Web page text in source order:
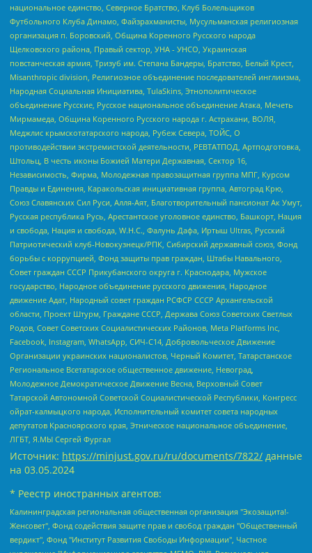
национальное единство, Северное Братство, Клуб Болельщиков
Футбольного Клуба Динамо, Файзрахманисты, Мусульманская религиозная
организация п. Боровский, Община Коренного Русского народа
Щелковского района, Правый сектор, УНА - УНСО, Украинская
повстанческая армия, Тризуб им. Степана Бандеры, Братство, Белый Крест,
Misanthropic division, Религиозное объединение последователей инглиизма,
Народная Социальная Инициатива, TulaSkins, Этнополитическое
объединение Русские, Русское национальное объединение Атака, Мечеть
Мирмамеда, Община Коренного Русского народа г. Астрахани, ВОЛЯ,
Меджлис крымскотатарского народа, Рубеж Севера, ТОЙС, О
противодействии экстремистской деятельности, РЕВТАТПОД, Артподготовка,
Штольц, В честь иконы Божией Матери Державная, Сектор 16,
Независимость, Фирма, Молодежная правозащитная группа МПГ, Курсом
Правды и Единения, Каракольская инициативная группа, Автоград Крю,
Союз Славянских Сил Руси, Алля-Аят, Благотворительный пансионат Ак Умут,
Русская республика Русь, Арестантское уголовное единство, Башкорт, Нация
и свобода, Нация и свобода, W.H.С., Фалунь Дафа, Иртыш Ultras, Русский
Патриотический клуб-Новокузнецк/РПК, Сибирский державный союз, Фонд
борьбы с коррупцией, Фонд защиты прав граждан, Штабы Навального,
Совет граждан СССР Прикубанского округа г. Краснодара, Мужское
государство, Народное объединение русского движения, Народное
движение Адат, Народный совет граждан РСФСР СССР Архангельской
области, Проект Штурм, Граждане СССР, Держава Союз Советских Светлых
Родов, Совет Советских Социалистических Районов, Meta Platforms Inc,
Facebook, Instagram, WhatsApp, СИЧ-С14, Добровольческое Движение
Организации украинских националистов, Черный Комитет, Татарстанское
Региональное Всетатарское общественное движение, Невоград,
Молодежное Демократическое Движение Весна, Верховный Совет
Татарской Автономной Советской Социалистической Республики, Конгресс
ойрат-калмыцкого народа, Исполнительный комитет совета народных
депутатов Красноярского края, Этническое национальное объединение,
ЛГБТ, Я.МЫ Сергей Фургал
Источник: https://minjust.gov.ru/ru/documents/7822/ данные
на 03.05.2024
* Реестр иностранных агентов:
Калининградская региональная общественная организация "Экозащита!-Женсовет", Фонд содействия защите прав и свобод граждан "Общественный вердикт", Фонд "Институт Развития Свободы Информации", Частное учреждение "Информационное агентство МЕМО. РУ", Региональная общественная организация "Общественная комиссия по сохранению наследия академика Сахарова", Фонд поддержки свободы прессы, Санкт-Петербургская общественная правозащитная организация "Гражданский контроль", Межрегиональная общественная организация "Информационно-просветительский центр "Мемориал", Региональный Фонд "Центр Защиты Прав Средств Массовой Информации", с 05.12.2023 Фонд "Центр Защиты Прав Средств массовой информации", Региональная общественная благотворительная организация помощи беженцам и мигрантам "Гражданское содействие", Негосударственное образовательное учреждение дополнительного профессионального образования (повышение квалификации) специалистов "АКАДЕМИЯ ПО ПРАВАМ ЧЕЛОВЕКА", Свердловская региональная общественная организация "Сутяжник", Автономная некоммерческая организация "Центр независимых социологических исследований", Союз общественных объединений "Российский исследовательский центр по правам человека", Региональное общественное учреждение научно-информационный центр "МЕМОРИАЛ", Некоммерческая организация "Фонд защиты гласности", Автономная некоммерческая организация "Институт прав человека", Городская общественная организация "Екатеринбургское общество "МЕМОРИАЛ", Городская общественная организация "Рязанское историко-просветительское и правозащитное общество "Мемориал" (Рязанский Мемориал), Челябинский региональный орган общественной самодеятельности – женское общественное объединение "Женщины Евразии", Челябинский региональный орган общественной самодеятельности "Уральская правозащитная группа", Фонд содействия защите здоровья и социальной справедливости имени Андрея Рылькова, Автономная Некоммерческая Организация "Аналитический Центр Юрия Левады", Автономная некоммерческая организация социальной поддержки населения "Проект Апрель", Региональная общественная организация помощи женщинам и детям, находящимся в кризисной ситуации "Информационно-методический центр "Анна", Фонд содействия развитию массовых коммуникаций и правовому просвещению "Так-так-Так", Фонд содействия устойчивому развитию "Серебряная тайга", Свердловский региональный общественный фонд социальных проектов "Новое время", "Idel.Реалии", Кавказ.Реалии, Крым.Реалии, Телеканал Настоящее Время, Татаро-башкирская служба Радио Свобода (Azatliq Radiosi), Радио Свободная Европа/Радио Свобода (PCE/PC), "Сибирь.Реалии", "Фактограф", Благотворительный фонд помощи осужденным и их семьям, Автономная некоммерческая организация "Институт глобализации и социальных движений", Фонд "В защиту прав заключенных", Частное учреждение "Центр поддержки и содействия развитию средств массовой информации", Пензенский региональный общественный благотворительный фонд "Гражданский союз", "Север.Реалии", Некоммерческая организация Фонд "Правовая инициатива", Общество с ограниченной ответственностью "Радио Свободная Европа/Радио Свобода", Чешское информационное агентство "MEDIUM-ORIENT", Красноярская региональная общественная организация "Мы против СПИДа", Камалягин Денис Николаевич, Маркелов Сергей Евгеньевич, Пономарев Лев Александрович, Савицкая Людмила Алексеевна, Автономная некоммерческая организация "Центр по работе с проблемой насилия "НАСИЛИЮ.НЕТ", Межрегиональный профессиональный союз работников здравоохранения "Альянс врачей", Юридическое лицо, зарегистрированное в Латвийской Республике, SIA "Medusa Project" (регистрационный номер 40103797863, дата регистрации 10.06.2014), Некоммерческая организация "Фонд по борьбе с коррупцией", Автономная некоммерческая организация "Институт права и публичной политики", Баданин Роман Сергеевич, Гликин Максим Александрович, Железнова Мария Михайловна, Лукьянова Юлия Сергеевна, Маетная Елизавета Витальевна, Маняхин Петр Борисович, Чуракова Ольга Владимировна, Ярош Юлия Петровна, Юридическое лицо "The Insider SIA", зарегистрированное в Риге, Латвийская Республика (дата регистрации 26.06.2015), являющееся администратором доменного имени интернет-издания "The Insider SIA", https://theins.ru, Постернак Алексей Евгеньевич, Рубин Михаил Аркадьевич, Анин Роман Александрович, Юридическое лицо Istories fonds, зарегистрированное в Латвийской Республике (регистрационный номер 50008295751, дата регистрации 24.02.2020), Великовский Дмитрий Александрович, Долинина Ирина Николаевна, Мароховская Алеся Алексеевна, Шлейнов Роман Юрьевич, Шмагун Олеся Валентиновна, Общество с ограниченной ответственностью "Альтаир 2021", Общество с ограниченной ответственностью "Вега 2021", Общество с ограниченной ответственностью "Главный редактор 2021", Общество с ограниченной ответственностью "Ромашки монолит", Важенков Артем Валерьевич, Ивановская областная общественная организация "Центр гендерных исследований", Гурман Юрий Альбертович, Медиапроект "ОВД-Инфо", Егоров Владимир Владимирович, Жилинский Владимир Александрович, Общество с ограниченной ответственностью "ЗП", Иванова София Юрьевна, Карезина Инна Павловна, Кильтау Екатерина Викторовна, Петров Алексей Викторович, Пискунов Сергей Евгеньевич, Смирнов Сергей Сергеевич, Тихонов Михаил Сергеевич, Общество с ограниченной ответственностью "ЖУРНАЛИСТ-ИНОСТРАННЫЙ АГЕНТ", Арапова Галина Юрьевна, Вольтская Татьяна Анатольевна, Американская компания "Mason G.E.S. Anonymous Foundation" (США), являющаяся владельцем интернет-издания https://mnews.world/, Компания "Stichting Bellingcat", зарегистрированная в Нидерландах (дата регистрации 11.07.2018), Захаров Андрей Вячеславович, Клепиковская Екатерина Дмитриевна, Общество с ограниченной ответственностью "МЕМО", Перл Роман Александрович, Симонов Евгений Алексеевич, Соловьева Елена Анатольевна, Сотников Даниил Владимирович, Сурначева Елизавета Дмитриевна, Автономная некоммерческая организация по защите прав человека и информированию населения "Якутия – Наше Мнение", Общество с ограниченной ответственностью "Москоу диджитал медиа", с 26.01.2023 Общество с ограниченной ответственностью "Чайка Белые сады", Ветошкина Валерия Валерьевна, Заговора Максим Александрович, Межрегиональное общественное движение "Российская ЛГБТ - сеть", Оленичев Максим Владимирович, Павлов Иван Юрьевич, Скворцова Елена Сергеевна, Общество с ограниченной ответственностью "Как бы инагент", Кочетков Игорь Викторович, Общество с ограниченной ответственностью "Честные выборы", Еланчик Олег Александрович, Общество с ограниченной ответственностью "Нобелевский призыв", Гималова Регина Эмилевна, Григорьев Андрей Валерьевич, Григорьева Алина Александровна, Ассоциация по содействию защите прав призывников, альтернативнослужащих и военнослужащих "Правозащитная группа "Гражданин.Армия.Право", Хисамова Регина Фаритовна, Автономная некоммерческая организация по реализации социально-правовых программ "Лилит", Дальневосточное общественное движение "Маяк", Санкт-Петербургская ЛГБТ-инициативная группа "Выход", Инициативная группа ЛГБТ+ "Реверс", Алексеев Андрей Викторович, Бекбулатова Таисия Львовна, Беляев Иван Михайлович, Владыкина Елена Сергеевна, Гельман Марат Александрович, Никульшина Вероника Юрьевна, Толоконникова Надежда Андреевна, Шендерович Виктор Анатольевич, Общество с ограниченной ответственностью "Данное сообщение", Общество с ограниченной ответственностью Издательский дом "Новая глава", Айнбиндер Александра Александровна, Московский комьюнити-центр для ЛГБТ+инициатив, Благотворительный фонд развития филантропии, Deutsche Welle (Германия, Kurt-Schumacher-Strasse 3, 53113 Bonn), Борзунова Мария Михайловна, Воробьев Виктор Викторович, Голубева Анна Львовна, Константинова Алла Михайловна, Малкова Ирина Владимировна, Мурадов Мурад Абдулгалимович, Осетинская Елизавета Николаевна, Понасенков Евгений Николаевич, Ганапольский Матвей Юрьевич, Киселев Евгений Алексеевич, Борухович Ирина Григорьевна, Дремин Иван Тимофеевич, Дубровский Дмитрий Викторович, Красноярская региональная общественная организация поддержки и развития альтернативных образовательных технологий и межкультурных коммуникаций "ИНТЕРРА", Маяковская Екатерина Алексеевна, Фейгин Марк Захарович, Филимонов Андрей Викторович, Дзугкоева Регина Николаевна, Доброхотов Роман Александрович, Дудь Юрий Александрович, Елкин Сергей Владимирович, Кругликов Кирилл Игоревич, Сабунаева Мария Леонидовна, Семенов Алексей Владимирович, Шаинян Карен Багратович, Шульман Екатерина Михайловна, Асафьев Артур Валерьевич, Вахштайн Виктор Семенович, Венедиктов Алексей Алексеевич, Лушникова Екатерина Евгеньевна, Волков Леонид Михайлович, Невзоров Александр Глебович, Пархоменко Сергей Борисович, Сироткин Ярослав Николаевич, Кара-Мурза Владимир Владимирович, Баранова Наталья Владимировна, Гозман Леонид Яковлевич, Кагарлицкий Борис Юльевич, Климарев Михаил Валерьевич, Милов Владимир Станиславович, Автономная некоммерческая организация Краснодарский центр современного искусства "Типография", Моргенштерн Алишер Тагирович, Соболь Любовь Эдуардовна, Общество с ограниченной ответственностью "ЛИЗА НОРМ", Каспаров Гарри Кимович, Ходорковский Михаил Борисович, Общество с ограниченной ответственностью "Апрельские тезисы", Данилович Ирина Брониславовна, Кашин Олег Владимирович, Петров Николай Владимирович, Пивоваров Алексей Владимирович, Соколов Михаил Владимирович, Цветкова Юлия Владимировна, Чичваркин Евгений Александрович, Комитет против пыток/Команда против пыток, Общество с ограниченной ответственностью "Первый научный", Общество с ограниченной ответственностью "Вертолет и ко", Белоцерковская Вероника Борисовна, Кац Максим Евгеньевич, Лазарева Татьяна Юрьевна, Шаведдинов Руслан Табризович, Яшин Илья Валерьевич, Общество с ограниченной ответственностью "Иноагент ААВ", Алешковский Дмитрий Петрович, Альбац Евгения Марковна, Быков Дмитрий Львович, Галямина Юлия Евгеньевна, Лойко Сергей Леонидович, Мартынов Кирилл Константинович, Медведев Сергей Александрович, Крашенинников Федор Геннадиевич, Гордеева Катерина Вл